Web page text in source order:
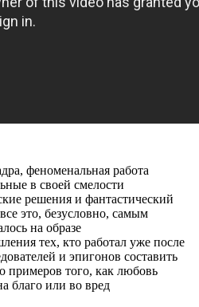
феноменальная работа
в своей смелости
решения и фантастический
это, безусловно, самым
на образе
тех, кто работал уже после
и эпигонов составить
примеров того, как любовь
благо или во вред